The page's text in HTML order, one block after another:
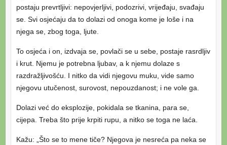
postaju prevrtljivi: nepovjerljivi, podozrivi, vrijeđaju, svađaju
se. Svi osjećaju da to dolazi od onoga kome je loše i na
njega se, zbog toga, ljute.
To osjeća i on, izdvaja se, povlači se u sebe, postaje rasrdljiv
i krut. Njemu je potrebna ljubav, a k njemu dolaze s
razdražljivošću. I nitko da vidi njegovu muku, vide samo
njegovu utučenost, surovost, nepouzdanost; i ne vole ga.
Dolazi već do eksplozije, pokidala se tkanina, para se,
cijepa. Treba što prije krpiti rupu, a nitko se toga ne laća.
Kažu: „Što se to mene tiče? Njegova je nesreća pa neka se